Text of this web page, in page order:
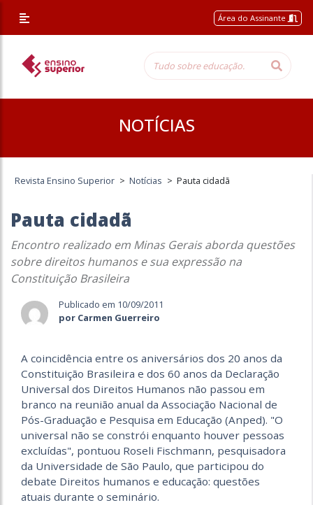
Área do Assinante
NOTÍCIAS
Revista Ensino Superior > Notícias > Pauta cidadã
Pauta cidadã
Encontro realizado em Minas Gerais aborda questões
sobre direitos humanos e sua expressão na
Constituição Brasileira
Publicado em 10/09/2011
por Carmen Guerreiro
A coincidência entre os aniversários dos 20 anos da
Constituição Brasileira e dos 60 anos da Declaração
Universal dos Direitos Humanos não passou em
branco na reunião anual da Associação Nacional de
Pós-Graduação e Pesquisa em Educação (Anped). "O
universal não se constrói enquanto houver pessoas
excluídas", pontuou Roseli Fischmann, pesquisadora
da Universidade de São Paulo, que participou do
debate Direitos humanos e educação: questões
atuais durante o seminário.